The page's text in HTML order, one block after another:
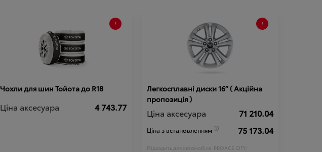
Чохли для шин Тойота до R18
Ціна аксесуара 4 743.77
Легкосплавні диски 16” ( Акційна
пропозиція )
Ціна аксесуара 71 210.04
Ціна з встановленням 75 173.04
Підходить для автомобіля :PROACE CITY;